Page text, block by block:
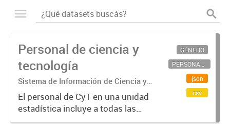
Personal de ciencia y
tecnología
Sistema de Información de Ciencia y
Tecnología Argentino (SICYTAR)
El personal de CyT en una unidad
estadística incluye a todas las
personas involucradas
GÉNERO
PERSONAL CIENTÍFICO-TECNOLÓGICO
json
csv